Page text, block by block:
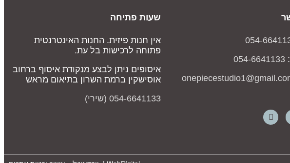
054-
054-6641133
שעות פתיחה
אין חנות פיזית. החנות האינטרנטית
פתוחה לרכישות בל עת.
איסופים ניתן לבצע מנקודת איסוף ברחוב
אוסישקין ברמת השרון בתיאום מראש
054-6641133 (שירי)